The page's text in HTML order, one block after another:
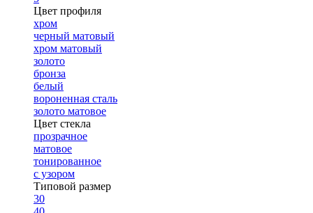
Цвет профиля
хром
черный матовый
хром матовый
золото
бронза
белый
вороненная сталь
золото матовое
Цвет стекла
прозрачное
матовое
тонированное
с узором
Типовой размер
30